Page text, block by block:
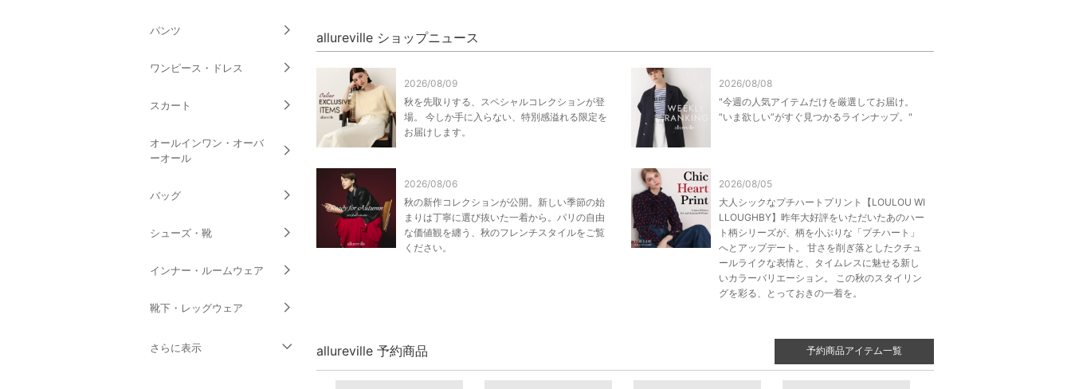
パンツ
ワンピース・ドレス
スカート
オールインワン・オーバ
ーオール
バッグ
シューズ・靴
インナー・ルームウェア
靴下・レッグウェア
さらに表示
allureville ショップニュース
2026/08/09
秋を先取りする、スペシャルコレクションが登
場。 今しか手に入らない、特別感溢れる限定を
お届けします。
2026/08/08
"今週の人気アイテムだけを厳選してお届け。
“いま欲しい”がすぐ見つかるラインナップ。"
2026/08/06
秋の新作コレクションが公開。新しい季節の始
まりは丁寧に選び抜いた一着から。パリの自由
な価値観を纏う、秋のフレンチスタイルをご覧
ください。
2026/08/05
大人シックなプチハートプリント【LOULOU WI
LLOUGHBY】昨年大好評をいただいたあのハー
ト柄シリーズが、柄を小ぶりな「プチハート」
へとアップデート。 甘さを削ぎ落としたクチュ
ールライクな表情と、タイムレスに魅せる新し
いカラーバリエーション。 この秋のスタイリン
グを彩る、とっておきの一着を。
allureville 予約商品 予約商品アイテム一覧